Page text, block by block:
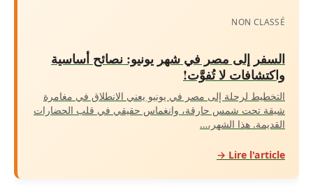
NON CLASSÉ
السفر إلى مصر في شهر يونيو: نصائح أساسية
واكتشافات لا تُفوَّت!
التخطيط لرحلة إلى مصر في يونيو يعني الانطلاق في مغامرة
شيقة تحت شمس حارقة، وانغماس حقيقي في قلب الحضارات
القديمة. هذا الشهر،…
Lire l'article →